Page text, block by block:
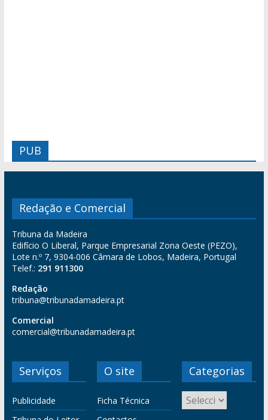
PUB
Redação e Comercial
Tribuna da Madeira
Edifício O Liberal, Parque Empresarial Zona Oeste (PEZO),
Lote n.º 7, 9304-006 Câmara de Lobos, Madeira, Portugal
Telef.: 291 911300
Redação
tribuna@tribunadamadeira.pt
Comercial
comercial@tribunadamadeira.pt
Serviços
Publicidade
O site
Ficha Técnica
Categorias